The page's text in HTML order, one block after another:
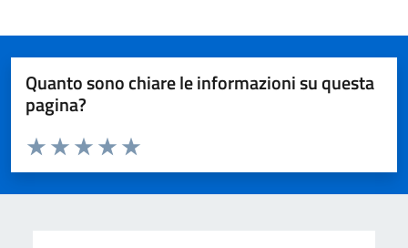
Quanto sono chiare le informazioni su questa
pagina?
Domanda
Valuta da 1 a 5 stelle la pagina
Valuta 5 stelle su 5
Valuta 4 stelle su 5
Valuta 3 stelle su 5
Valuta 2 stelle su 5
Valuta 1 stelle su 5